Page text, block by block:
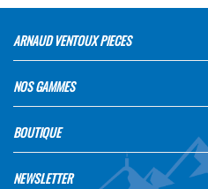
ARNAUD VENTOUX PIECES
NOS GAMMES
BOUTIQUE
NEWSLETTER